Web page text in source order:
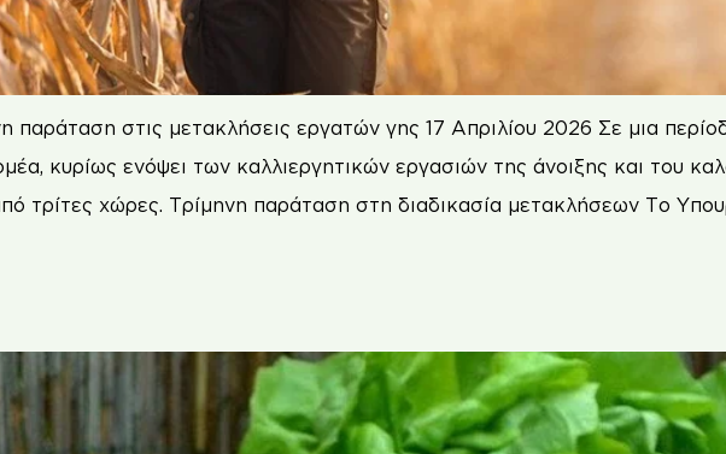
παράταση στις μετακλήσεις εργατών γης 17 Απριλίου 2026 Σε μια
κυρίως ενόψει των καλλιεργητικών εργασιών της άνοιξης και του
τρίτες χώρες. Τρίμηνη παράταση στη διαδικασία μετακλήσεων Το